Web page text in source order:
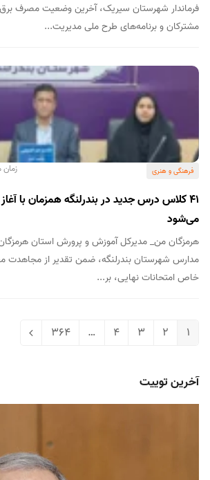
فرماندار شهرستان سیریک، آخرین وضعیت مصرف
مشترکان و برنامه‌های طرح ملی مدیریت...
فرهنگی و هنری زمان
۴۱ کلاس درس جدید در بندرلنگه همزمان با
می‌شود
هرمزگان من_ مدیرکل آموزش و پرورش استان
مدارس شهرستان بندرلنگه، ضمن تقدیر از مجاهدت
خاص امتحانات نهایی، بر...
Page1
Page2
Page3
Page4
…
Page
364
Next
آخرین توییت